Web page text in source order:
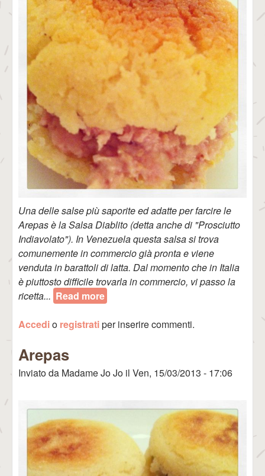
Una delle salse più saporite ed adatte per farcire le
Arepas è la Salsa Diablito (detta anche di "Prosciutto
Indiavolato"). In Venezuela questa salsa si trova
comunemente in commercio già pronta e viene
venduta in barattoli di latta. Dal momento che in Italia
è piuttosto difficile trovarla in commercio, vi passo la
ricetta... Read more
Accedio registratiper inserire commenti.
Arepas
Inviato da Madame Jo Jo il Ven, 15/03/2013 - 17:06